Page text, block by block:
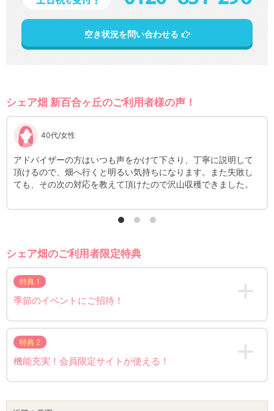
空き状況を問い合わせる
シェア畑 新百合ヶ丘のご利用者様の声！
40代/女性
アドバイザーの方はいつも声をかけて下さり、丁寧に説明して
頂けるので、畑へ行くと明るい気持ちになります。また失敗し
ても、その次の対応を教えて頂けたので沢山収穫できました。
シェア畑のご利用者限定特典
特典 1
季節のイベントにご招待！
特典 2
機能充実！会員限定サイトが使える！